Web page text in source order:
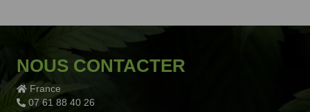
NOUS CONTACTER
France
07 61 88 40 26